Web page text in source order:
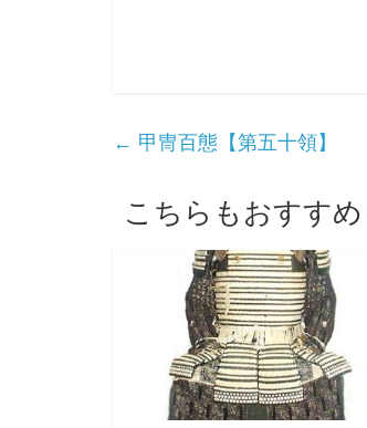
り
教
← 甲冑百態【第五十領】
こちらもおすすめ